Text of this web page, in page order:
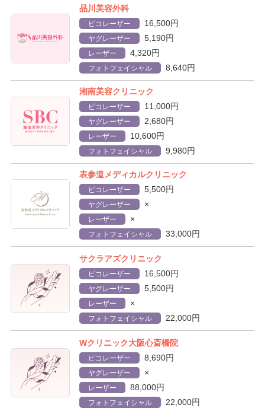
品川美容外科
ピコレーザー 16,500円
ヤグレーザー 5,190円
レーザー 4,320円
フォトフェイシャル 8,640円
湘南美容クリニック
ピコレーザー 11,000円
ヤグレーザー 2,680円
レーザー 10,600円
フォトフェイシャル 9,980円
表参道メディカルクリニック
ピコレーザー 5,500円
ヤグレーザー ×
レーザー ×
フォトフェイシャル 33,000円
サクラアズクリニック
ピコレーザー 16,500円
ヤグレーザー 5,500円
レーザー ×
フォトフェイシャル 22,000円
Wクリニック大阪心斎橋院
ピコレーザー 8,690円
ヤグレーザー ×
レーザー 88,000円
フォトフェイシャル 22,000円